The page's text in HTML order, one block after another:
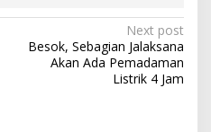
Next post
Besok, Sebagian Jalaksana
Akan Ada Pemadaman
Listrik 4 Jam